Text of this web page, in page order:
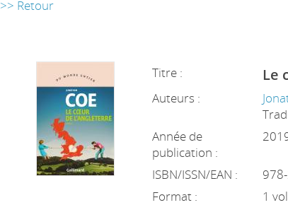
>> Retour
Titre : Le
Auteurs :
Année de
publication :
ISBN/ISSN/EAN :
Format :
1